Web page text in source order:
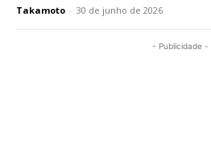
Takamoto - 30 de junho de 2026
- Publicidade -